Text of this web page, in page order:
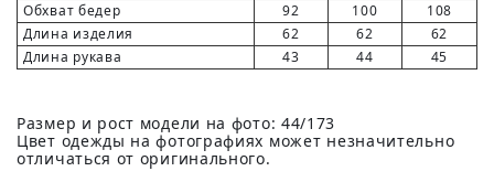
Обхват бедер
92 100
108
Длина изделия
62 62
62
Длина рукава
43 44 45
Размер и рост модели на фото: 44/173
Цвет одежды на фотографиях может незначительно
отличаться от оригинального.